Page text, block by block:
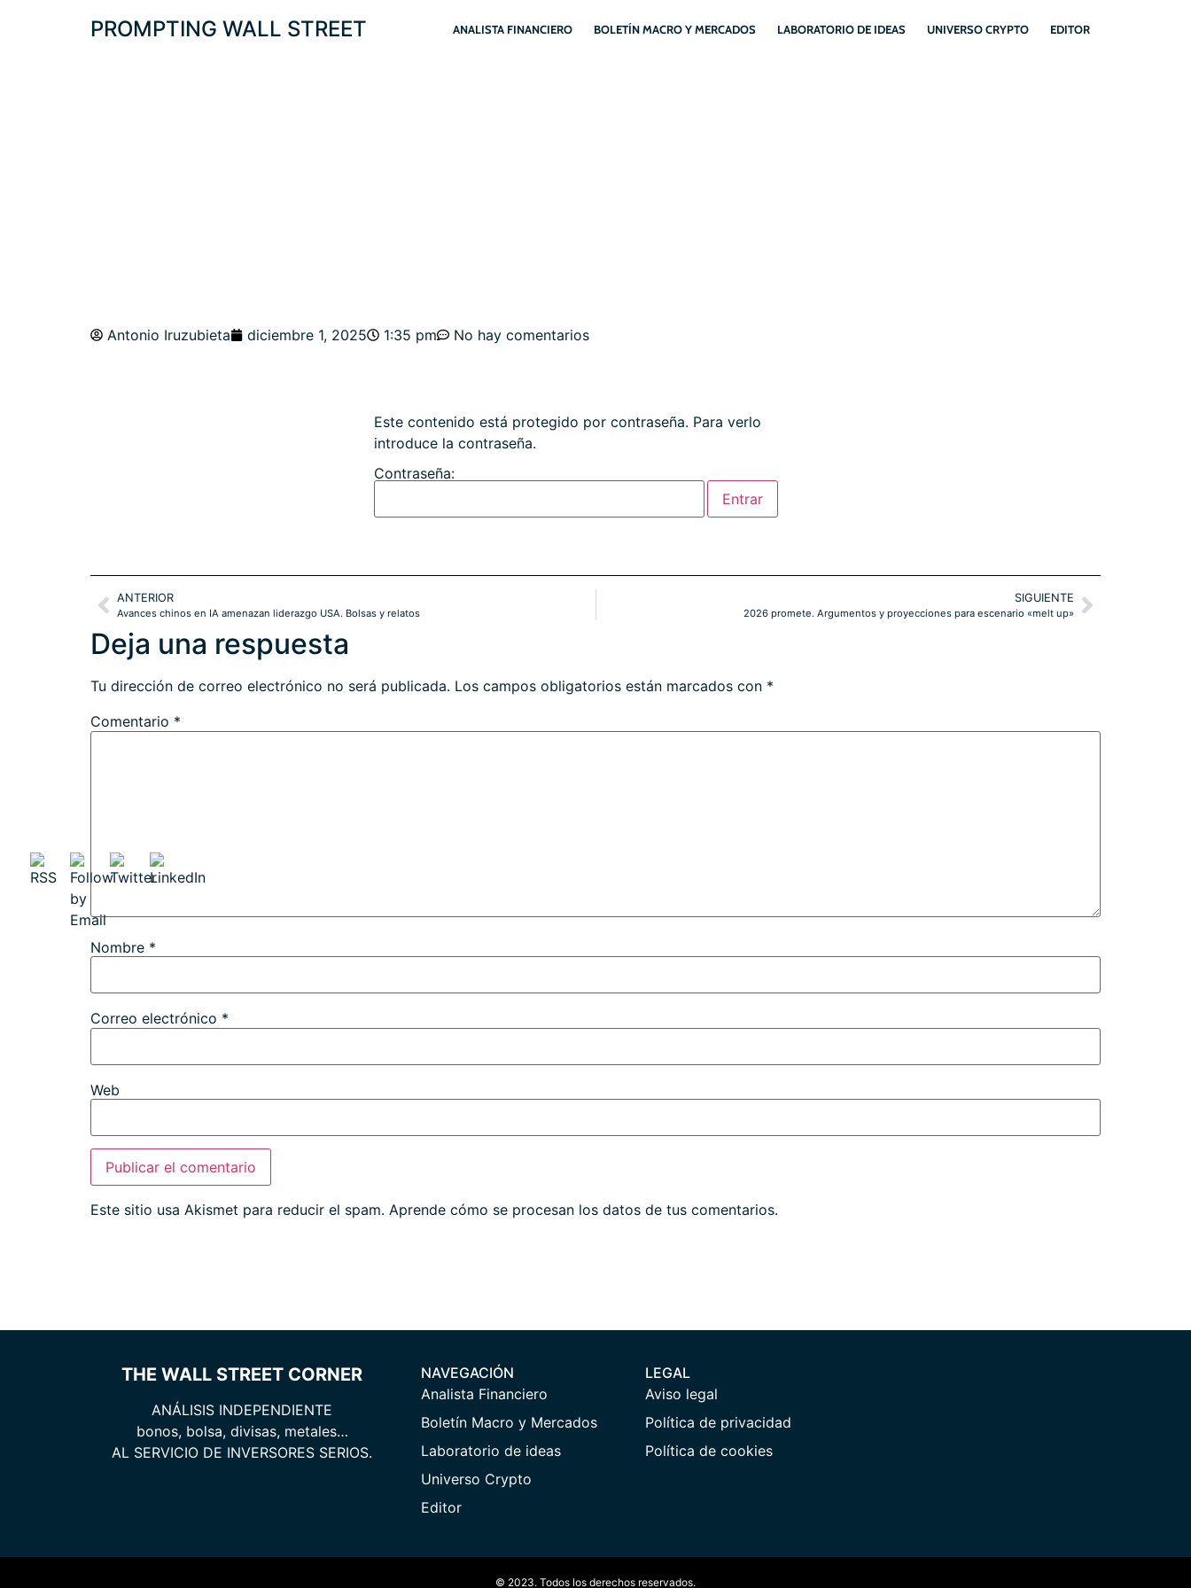
PROMPTING WALL STREET ANALISTA FINANCIERO BOLETÍN MACRO Y MERCADOS LABORATORIO DE IDEAS UNIVERSO CRYPTO EDITOR
Antonio Iruzubieta diciembre 1, 2025 1:35 pm No hay comentarios
Este contenido está protegido por contraseña. Para verlo
introduce la contraseña.
Contraseña:
ANTERIOR
Avances chinos en IA amenazan liderazgo USA. Bolsas y relatos
SIGUIENTE
2026 promete. Argumentos y proyecciones para escenario «melt up»
Deja una respuesta
Tu dirección de correo electrónico no será publicada. Los campos obligatorios están marcados con *
Comentario *
Nombre *
Correo electrónico *
Web
Este sitio usa Akismet para reducir el spam. Aprende cómo se procesan los datos de tus comentarios.
THE WALL STREET CORNER
ANÁLISIS INDEPENDIENTE
bonos, bolsa, divisas, metales…
AL SERVICIO DE INVERSORES SERIOS.
NAVEGACIÓN
Analista Financiero
Boletín Macro y Mercados
Laboratorio de ideas
Universo Crypto
Editor
LEGAL
Aviso legal
Política de privacidad
Política de cookies
© 2023. Todos los derechos reservados.